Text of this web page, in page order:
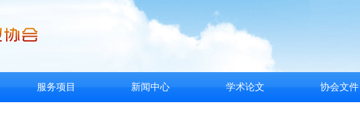
服务项目 新闻中心 学术论文 协会文件